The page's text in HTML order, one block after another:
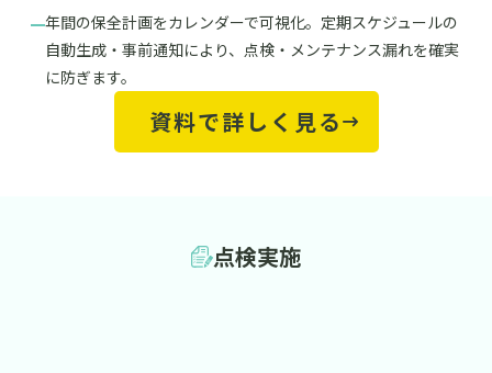
年間の保全計画をカレンダーで可視化。定期スケジュールの
自動生成・事前通知により、点検・メンテナンス漏れを確実
に防ぎます。
資料で詳しく見る
点検実施